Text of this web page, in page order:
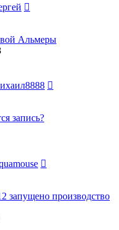
Альмеры
запись?
запущено производство